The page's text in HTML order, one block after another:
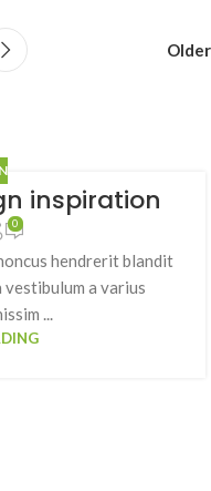
Older
inspiration
0
hendrerit blandit
vestibulum a varius
...